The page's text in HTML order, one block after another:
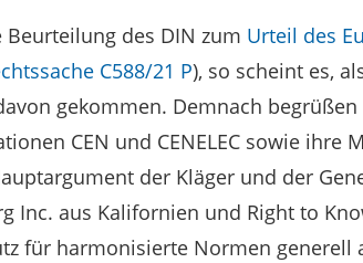
des DIN zum Urteil des
C588/21 P), so scheint es,
gekommen. Demnach
CEN und CENELEC sowie ihre
der Kläger und der
Inc. aus Kalifornien und Right to
für harmonisierte Normen generell